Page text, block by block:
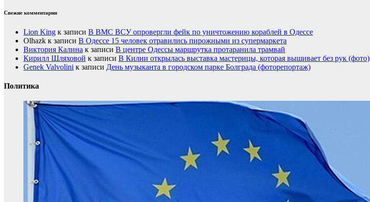
Свежие комментарии
Lion King к записи В ВМС ВСУ опровергли фейк по уничтожению кораблей в Одессе
Olhazk к записи В Одессе 15 человек отравились пирожными из супермаркета
Виктория Калина к записи В центре Одессы маршрутка протаранила трамвай
Кирилл Шляховой к записи В Килии открылась выставка мастерицы, которая вышивает без рук (фото)
Genek Valvolini к записи День музыканта в городском парке Болграда (фоторепортаж)
Политика